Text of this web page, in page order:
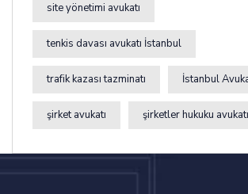
site yönetimi avukatı
tenkis davası avukatı İstanbul
trafik kazası tazminatı İstanbul
şirket avukatı şirketler hukuku avukatı